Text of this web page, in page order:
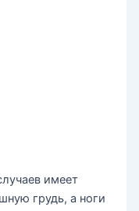
имеет
грудь, а ноги